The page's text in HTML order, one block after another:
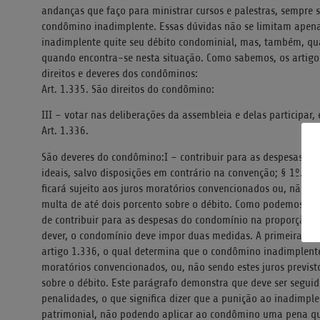
andanças que faço para ministrar cursos e palestras, sempre
condômino inadimplente. Essas dúvidas não se limitam
inadimplente quite seu débito condominial, mas, também,
quando encontra-se nesta situação. Como sabemos, os
direitos e deveres dos condôminos:
Art. 1.335. São direitos do condômino:
III – votar nas deliberações da assembleia e delas participar,
Art. 1.336.
São deveres do condômino:I – contribuir para as despesas
ideais, salvo disposições em contrário na convenção; § 1º. O
ficará sujeito aos juros moratórios convencionados ou, não
multa de até dois porcento sobre o débito. Como podemos
de contribuir para as despesas do condomínio na proporção
dever, o condomínio deve impor duas medidas. A primeira
artigo 1.336, o qual determina que o condômino
moratórios convencionados, ou, não sendo estes juros
sobre o débito. Este parágrafo demonstra que deve ser
penalidades, o que significa dizer que a punição ao
patrimonial, não podendo aplicar ao condômino uma pena